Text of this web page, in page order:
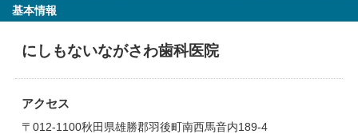
基本情報
にしもないながさわ歯科医院
アクセス
〒012-1100秋田県雄勝郡羽後町南西馬音内189-4